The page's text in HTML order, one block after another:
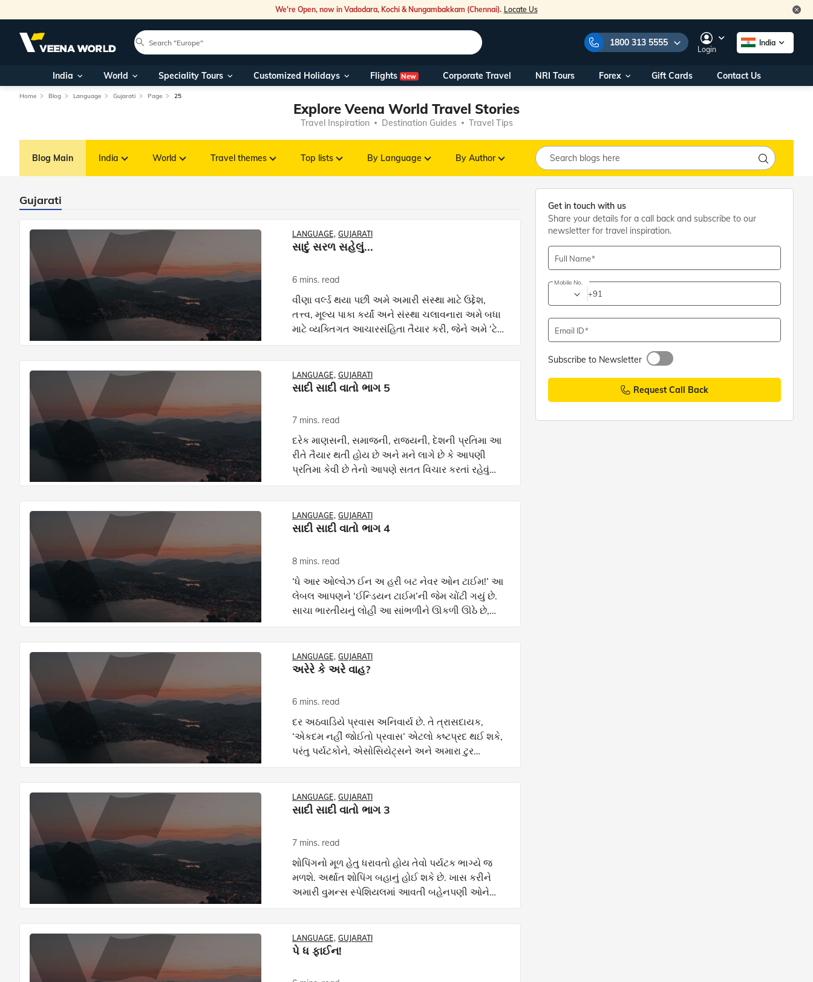
We're Open, now in Vadodara, Kochi & Nungambakkam (Chennai). Locate Us
1800 313 5555
Our Toll Free Numbers:
1800 313 5555
You can also call us on:
Foreign Nationals/
NRIs travelling
Within India
+91 915 200 4511
+91 887 997 2221
travel@veenaworld.com
Nearest Veena World Office
Login
India
India World Speciality Tours Customized Holidays Flights New Corporate Travel NRI Tours Forex Gift Cards Contact Us
Home Blog Language Gujarati Page 25
Explore Veena World Travel Stories
Travel Inspiration Destination Guides Travel Tips
Blog Main India World Travel themes Top lists By Language By Author
Gujarati
LANGUAGE GUJARATI
સાદું સરળ સહેલું...
6 mins. read
વીણા વર્લ્ડ થયા પછી અમે અમારી સંસ્થા માટે ઉદ્દેશ,
તત્ત્વ, મૂલ્ય પાકા કર્યાં અને સંસ્થા ચલાવનારા અમે બધા
માટે વ્યક્તિગત આચારસંહિતા તૈયાર કરી, જેને અમે ‘ટેન
કમાન્ડમેન્ટ્સ’ નામ આપ્યું. ચાર વર્ષમાં એક અગ્
LANGUAGE GUJARATI
સાદી સાદી વાતો ભાગ 5
7 mins. read
દરેક માણસની, સમાજની, રાજ્યની, દેશની પ્રતિમા આ
રીતે તૈયાર થતી હોય છે અને મને લાગે છે કે આપણી
પ્રતિમા કેવી છે તેનો આપણે સતત વિચાર કરતાં રહેવું
જોઈએ. અર્થાત, પ્રતિમા સારી રહે તે માટે દેખાડા માટે
સારી બાબ
LANGUAGE GUJARATI
સાદી સાદી વાતો ભાગ 4
8 mins. read
‘ધે આર ઓલ્વેઝ ઈન અ હરી બટ નેવર ઓન ટાઈમ!’ આ
લેબલ આપણને ‘ઈન્ડિયન ટાઈમ’ની જેમ ચોંટી ગયું છે.
સાચા ભારતીયનું લોહી આ સાંભળીને ઊકળી ઊઠે છે,
પરંતુ નામ કમાવા માટે ઘણાં વર્ષો લાગે છે તેમ આ રીતે
LANGUAGE GUJARATI
અરેરે કે અરે વાહ?
6 mins. read
દર અઠવાડિયે પ્રવાસ અનિવાર્ય છે. તે ત્રાસદાયક,
‘એકદમ નહીં જોઈતો પ્રવાસ’ એટલો કષ્ટપ્રદ થઈ શકે,
પરંતુ પર્યટકોને, એસોસિયેટ્સને અને અમારા ટુર
મેનેજર્સને મળવાનું આ ત્રણ બાબત મારા પ્રવાસનો હેતુ
બની છે ને જે
LANGUAGE GUJARATI
સાદી સાદી વાતો ભાગ 3
7 mins. read
શોપિંગનો મૂળ હેતુ ધરાવતો હોય તેવો પર્યટક ભાગ્યે જ
મળશે. અર્થાત શોપિંગ બહાનું હોઈ શકે છે. ખાસ કરીને
અમારી વુમન્સ સ્પેશિયલમાં આવતી બહેનપણી ઓને
ઘરમાંથી બહાર નીકળવા માટે. ટુર મેનેજરે શોપિંગ માટે
LANGUAGE GUJARATI
પે ધ ફાઈન!
Get in touch with us
Share your details for a call back and subscribe to our
newsletter for travel inspiration.
Full Name
Mobile No.
+91
Email ID
Subscribe to Newsletter
Request Call Back